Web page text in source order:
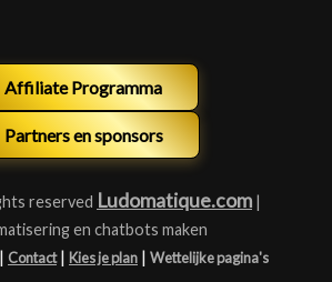
Affiliate Programma
Partners en sponsors
reserved Ludomatique.com |
en chatbots maken
| Contact | Kies je plan | Wettelijke pagina's